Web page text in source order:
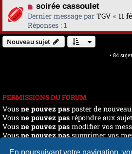
En poursuivant votre navigation,
soirée cassoulet
Dernier message par TGV « 11
Réponses : 1
Nouveau sujet
• 84
PERMISSIONS DU FORUM
Vous ne pouvez pas poster de
Vous ne pouvez pas répondre aux
Vous ne pouvez pas modifier vos
Vousne pouvez passupprimer vos